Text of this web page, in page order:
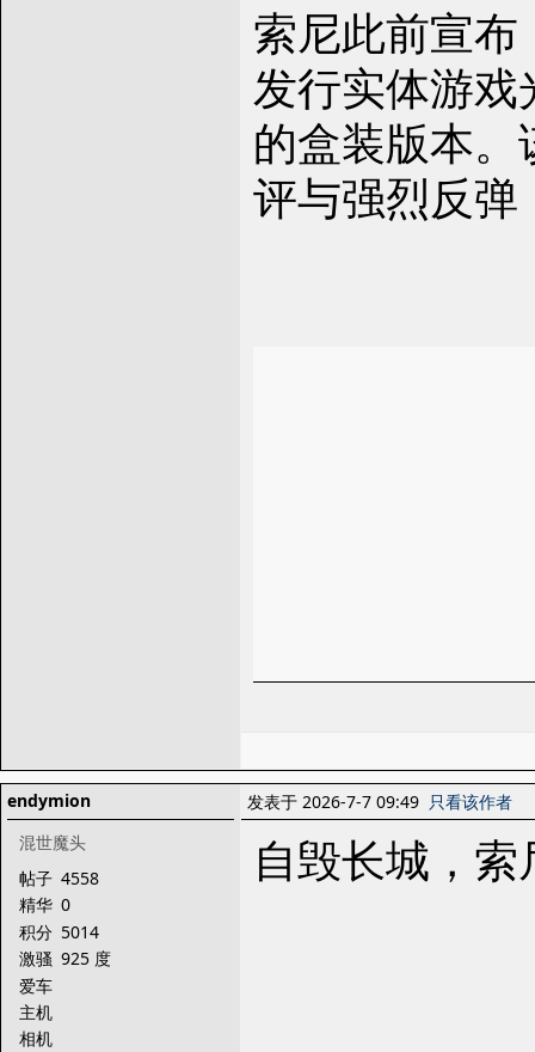
索尼此前宣
发行实体游
的盒装版本
评与强烈反弹
endymion
混世魔头
帖子 4558
精华 0
积分 5014
激骚 925 度
爱车
主机
相机
发表于 2026-7-7 09:49 只看该作者
自毁长城，